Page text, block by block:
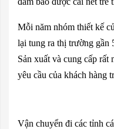
Mỗi năm nhóm thiết kế
lại tung ra thị trường gần
Sản xuất và cung cấp rất
yêu cầu của khách hàng
Vận chuyển đi các tỉnh